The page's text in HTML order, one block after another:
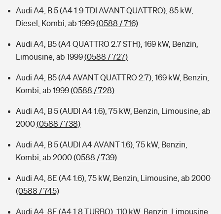
Audi A4, B 5 (A4 1.9 TDI AVANT QUATTRO), 85 kW,
Diesel, Kombi, ab 1999(0588 / 716)
Audi A4, B5 (A4 QUATTRO 2.7 STH), 169 kW, Benzin,
Limousine, ab 1999(0588 / 727)
Audi A4, B5 (A4 AVANT QUATTRO 2.7), 169 kW, Benzin,
Kombi, ab 1999(0588 / 728)
Audi A4, B 5 (AUDI A4 1.6), 75 kW, Benzin, Limousine, ab
2000(0588 / 738)
Audi A4, B 5 (AUDI A4 AVANT 1.6), 75 kW, Benzin,
Kombi, ab 2000(0588 / 739)
Audi A4, 8E (A4 1.6), 75 kW, Benzin, Limousine, ab 2000
(0588 / 745)
Audi A4, 8E (A4 1.8 TURBO), 110 kW, Benzin, Limousine,